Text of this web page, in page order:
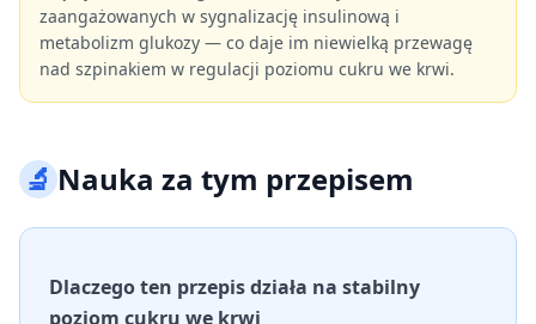
zaangażowanych w sygnalizację insulinową i
metabolizm glukozy — co daje im niewielką przewagę
nad szpinakiem w regulacji poziomu cukru we krwi.
🔬Nauka za tym przepisem
Dlaczego ten przepis działa na stabilny
poziom cukru we krwi